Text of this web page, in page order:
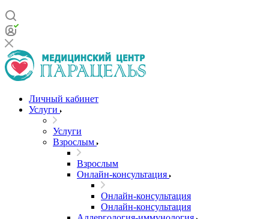
Личный кабинет
Услуги
Услуги
Взрослым
Взрослым
Онлайн-консультация
Онлайн-консультация
Онлайн-консультация